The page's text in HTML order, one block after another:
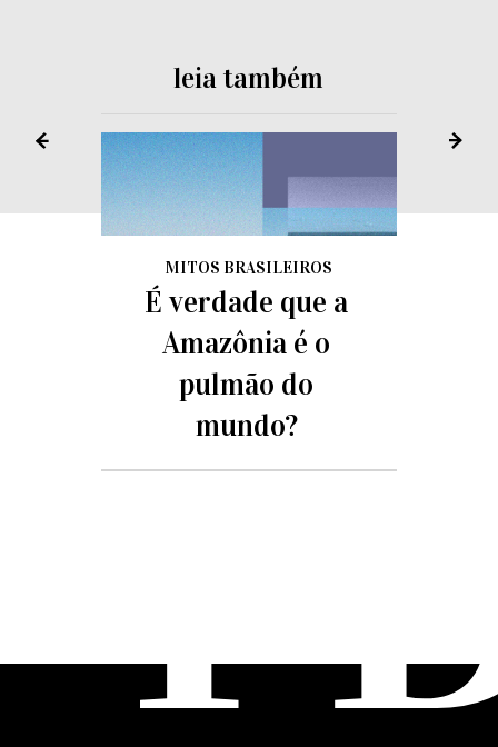
leia também
MITOS BRASILEIROS
É verdade que a
Amazônia é o
pulmão do
mundo?